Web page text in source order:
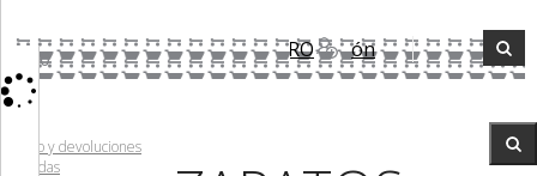
REGISTRO
Iniciar sesión
0
Envío y devoluciones
Tiendas